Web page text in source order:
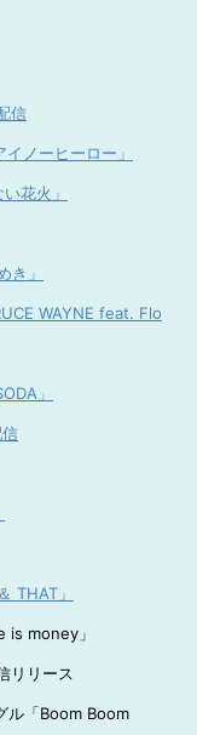
信
ノーヒーロー」
花火」
き」
WAYNE feat. Flo
」
THAT」
is money」
リリース
ル「Boom Boom